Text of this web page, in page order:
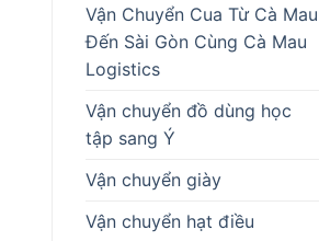
Vận Chuyển Cua Từ Cà Mau
Đến Sài Gòn Cùng Cà Mau
Logistics
Vận chuyển đồ dùng học
tập sang Ý
Vận chuyển giày
Vận chuyển hạt điều